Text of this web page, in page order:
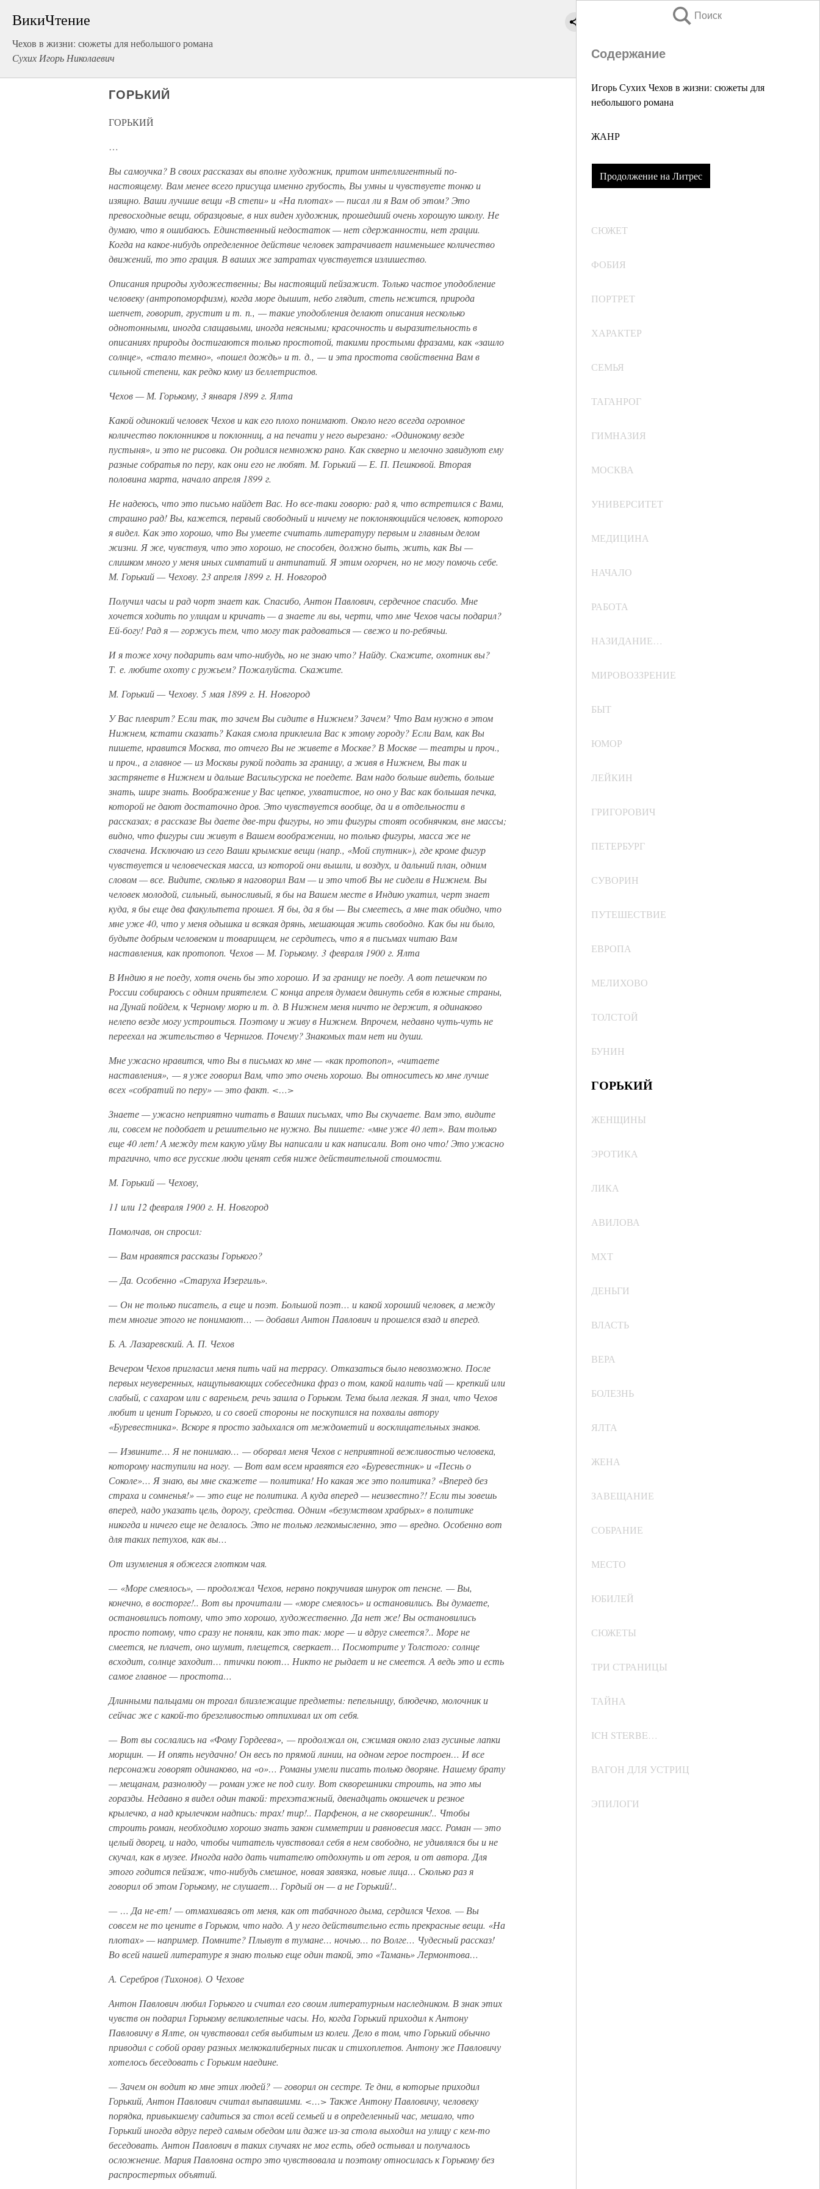
ВикиЧтение
Чехов в жизни: сюжеты для небольшого романа
Сухих Игорь Николаевич
Поиск
Содержание
Игорь Сухих Чехов в жизни: сюжеты для
небольшого романа
ЖАНР
Продолжение на Литрес
СЮЖЕТ
ФОБИЯ
ПОРТРЕТ
ХАРАКТЕР
СЕМЬЯ
ТАГАНРОГ
ГИМНАЗИЯ
МОСКВА
УНИВЕРСИТЕТ
МЕДИЦИНА
НАЧАЛО
РАБОТА
НАЗИДАНИЕ…
МИРОВОЗЗРЕНИЕ
БЫТ
ЮМОР
ЛЕЙКИН
ГРИГОРОВИЧ
ПЕТЕРБУРГ
СУВОРИН
ПУТЕШЕСТВИЕ
ЕВРОПА
МЕЛИХОВО
ТОЛСТОЙ
БУНИН
ГОРЬКИЙ
ЖЕНЩИНЫ
ЭРОТИКА
ЛИКА
АВИЛОВА
МХТ
ДЕНЬГИ
ВЛАСТЬ
ВЕРА
БОЛЕЗНЬ
ЯЛТА
ЖЕНА
ЗАВЕЩАНИЕ
СОБРАНИЕ
МЕСТО
ЮБИЛЕЙ
СЮЖЕТЫ
ТРИ СТРАНИЦЫ
ТАЙНА
ICH STERBE…
ВАГОН ДЛЯ УСТРИЦ
ЭПИЛОГИ
ГОРЬКИЙ
ГОРЬКИЙ
…
Вы самоучка? В своих рассказах вы вполне художник, притом интеллигентный по-
настоящему. Вам менее всего присуща именно грубость, Вы умны и чувствуете тонко и
изящно. Ваши лучшие вещи «В степи» и «На плотах» — писал ли я Вам об этом? Это
превосходные вещи, образцовые, в них виден художник, прошедший очень хорошую школу. Не
думаю, что я ошибаюсь. Единственный недостаток — нет сдержанности, нет грации.
Когда на какое-нибудь определенное действие человек затрачивает наименьшее количество
движений, то это грация. В ваших же затратах чувствуется излишество.
Описания природы художественны; Вы настоящий пейзажист. Только частое уподобление
человеку (антропоморфизм), когда море дышит, небо глядит, степь нежится, природа
шепчет, говорит, грустит и т. п., — такие уподобления делают описания несколько
однотонными, иногда слащавыми, иногда неясными; красочность и выразительность в
описаниях природы достигаются только простотой, такими простыми фразами, как «зашло
солнце», «стало темно», «пошел дождь» и т. д., — и эта простота свойственна Вам в
сильной степени, как редко кому из беллетристов.
Чехов — М. Горькому, 3 января 1899 г. Ялта
Какой одинокий человек Чехов и как его плохо понимают. Около него всегда огромное
количество поклонников и поклонниц, а на печати у него вырезано: «Одинокому везде
пустыня», и это не рисовка. Он родился немножко рано. Как скверно и мелочно завидуют ему
разные собратья по перу, как они его не любят. М. Горький — Е. П. Пешковой. Вторая
половина марта, начало апреля 1899 г.
Не надеюсь, что это письмо найдет Вас. Но все-таки говорю: рад я, что встретился с Вами,
страшно рад! Вы, кажется, первый свободный и ничему не поклоняющийся человек, которого
я видел. Как это хорошо, что Вы умеете считать литературу первым и главным делом
жизни. Я же, чувствуя, что это хорошо, не способен, должно быть, жить, как Вы —
слишком много у меня иных симпатий и антипатий. Я этим огорчен, но не могу помочь себе.
М. Горький — Чехову. 23 апреля 1899 г. Н. Новгород
Получил часы и рад чорт знает как. Спасибо, Антон Павлович, сердечное спасибо. Мне
хочется ходить по улицам и кричать — а знаете ли вы, черти, что мне Чехов часы подарил?
Ей-богу! Рад я — горжусь тем, что могу так радоваться — свежо и по-ребячьи.
И я тоже хочу подарить вам что-нибудь, но не знаю что? Найду. Скажите, охотник вы?
Т. е. любите охоту с ружьем? Пожалуйста. Скажите.
М. Горький — Чехову. 5 мая 1899 г. Н. Новгород
У Вас плеврит? Если так, то зачем Вы сидите в Нижнем? Зачем? Что Вам нужно в этом
Нижнем, кстати сказать? Какая смола приклеила Вас к этому городу? Если Вам, как Вы
пишете, нравится Москва, то отчего Вы не живете в Москве? В Москве — театры и проч.,
и проч., а главное — из Москвы рукой подать за границу, а живя в Нижнем, Вы так и
застрянете в Нижнем и дальше Васильсурска не поедете. Вам надо больше видеть, больше
знать, шире знать. Воображение у Вас цепкое, ухватистое, но оно у Вас как большая печка,
которой не дают достаточно дров. Это чувствуется вообще, да и в отдельности в
рассказах; в рассказе Вы даете две-три фигуры, но эти фигуры стоят особнячком, вне массы;
видно, что фигуры сии живут в Вашем воображении, но только фигуры, масса же не
схвачена. Исключаю из сего Ваши крымские вещи (напр., «Мой спутник»), где кроме фигур
чувствуется и человеческая масса, из которой они вышли, и воздух, и дальний план, одним
словом — все. Видите, сколько я наговорил Вам — и это чтоб Вы не сидели в Нижнем. Вы
человек молодой, сильный, выносливый, я бы на Вашем месте в Индию укатил, черт знает
куда, я бы еще два факультета прошел. Я бы, да я бы — Вы смеетесь, а мне так обидно, что
мне уже 40, что у меня одышка и всякая дрянь, мешающая жить свободно. Как бы ни было,
будьте добрым человеком и товарищем, не сердитесь, что я в письмах читаю Вам
наставления, как протопоп. Чехов — М. Горькому. 3 февраля 1900 г. Ялта
В Индию я не поеду, хотя очень бы это хорошо. И за границу не поеду. А вот пешечком по
России собираюсь с одним приятелем. С конца апреля думаем двинуть себя в южные страны,
на Дунай пойдем, к Черному морю и т. д. В Нижнем меня ничто не держит, я одинаково
нелепо везде могу устроиться. Поэтому и живу в Нижнем. Впрочем, недавно чуть-чуть не
переехал на жительство в Чернигов. Почему? Знакомых там нет ни души.
Мне ужасно нравится, что Вы в письмах ко мне — «как протопоп», «читаете
наставления», — я уже говорил Вам, что это очень хорошо. Вы относитесь ко мне лучше
всех «собратий по перу» — это факт. <…>
Знаете — ужасно неприятно читать в Ваших письмах, что Вы скучаете. Вам это, видите
ли, совсем не подобает и решительно не нужно. Вы пишете: «мне уже 40 лет». Вам только
еще 40 лет! А между тем какую уйму Вы написали и как написали. Вот оно что! Это ужасно
трагично, что все русские люди ценят себя ниже действительной стоимости.
М. Горький — Чехову,
11 или 12 февраля 1900 г. Н. Новгород
Помолчав, он спросил:
— Вам нравятся рассказы Горького?
— Да. Особенно «Старуха Изергиль».
— Он не только писатель, а еще и поэт. Большой поэт… и какой хороший человек, а между
тем многие этого не понимают… — добавил Антон Павлович и прошелся взад и вперед.
Б. А. Лазаревский. А. П. Чехов
Вечером Чехов пригласил меня пить чай на террасу. Отказаться было невозможно. После
первых неуверенных, нащупывающих собеседника фраз о том, какой налить чай — крепкий или
слабый, с сахаром или с вареньем, речь зашла о Горьком. Тема была легкая. Я знал, что Чехов
любит и ценит Горького, и со своей стороны не поскупился на похвалы автору
«Буревестника». Вскоре я просто задыхался от междометий и восклицательных знаков.
— Извините… Я не понимаю… — оборвал меня Чехов с неприятной вежливостью человека,
которому наступили на ногу. — Вот вам всем нравятся его «Буревестник» и «Песнь о
Соколе»… Я знаю, вы мне скажете — политика! Но какая же это политика? «Вперед без
страха и сомненья!» — это еще не политика. А куда вперед — неизвестно?! Если ты зовешь
вперед, надо указать цель, дорогу, средства. Одним «безумством храбрых» в политике
никогда и ничего еще не делалось. Это не только легкомысленно, это — вредно. Особенно вот
для таких петухов, как вы…
От изумления я обжегся глотком чая.
— «Море смеялось», — продолжал Чехов, нервно покручивая шнурок от пенсне. — Вы,
конечно, в восторге!.. Вот вы прочитали — «море смеялось» и остановились. Вы думаете,
остановились потому, что это хорошо, художественно. Да нет же! Вы остановились
просто потому, что сразу не поняли, как это так: море — и вдруг смеется?.. Море не
смеется, не плачет, оно шумит, плещется, сверкает… Посмотрите у Толстого: солнце
всходит, солнце заходит… птички поют… Никто не рыдает и не смеется. А ведь это и есть
самое главное — простота…
Длинными пальцами он трогал близлежащие предметы: пепельницу, блюдечко, молочник и
сейчас же с какой-то брезгливостью отпихивал их от себя.
— Вот вы сослались на «Фому Гордеева», — продолжал он, сжимая около глаз гусиные лапки
морщин. — И опять неудачно! Он весь по прямой линии, на одном герое построен… И все
персонажи говорят одинаково, на «о»… Романы умели писать только дворяне. Нашему брату
— мещанам, разнолюду — роман уже не под силу. Вот скворешники строить, на это мы
горазды. Недавно я видел один такой: трехэтажный, двенадцать окошечек и резное
крылечко, а над крылечком надпись: трах! тир!.. Парфенон, а не скворешник!.. Чтобы
строить роман, необходимо хорошо знать закон симметрии и равновесия масс. Роман — это
целый дворец, и надо, чтобы читатель чувствовал себя в нем свободно, не удивлялся бы и не
скучал, как в музее. Иногда надо дать читателю отдохнуть и от героя, и от автора. Для
этого годится пейзаж, что-нибудь смешное, новая завязка, новые лица… Сколько раз я
говорил об этом Горькому, не слушает… Гордый он — а не Горький!..
— … Да не-ет! — отмахиваясь от меня, как от табачного дыма, сердился Чехов. — Вы
совсем не то цените в Горьком, что надо. А у него действительно есть прекрасные вещи. «На
плотах» — например. Помните? Плывут в тумане… ночью… по Волге… Чудесный рассказ!
Во всей нашей литературе я знаю только еще один такой, это «Тамань» Лермонтова…
А. Серебров (Тихонов). О Чехове
Антон Павлович любил Горького и считал его своим литературным наследником. В знак этих
чувств он подарил Горькому великолепные часы. Но, когда Горький приходил к Антону
Павловичу в Ялте, он чувствовал себя выбитым из колеи. Дело в том, что Горький обычно
приводил с собой ораву разных мелкокалиберных писак и стихоплетов. Антону же Павловичу
хотелось беседовать с Горьким наедине.
— Зачем он водит ко мне этих людей? — говорил он сестре. Те дни, в которые приходил
Горький, Антон Павлович считал выпавшими. <…> Также Антону Павловичу, человеку
порядка, привыкшему садиться за стол всей семьей и в определенный час, мешало, что
Горький иногда вдруг перед самым обедом или даже из-за стола выходил на улицу с кем-то
беседовать. Антон Павлович в таких случаях не мог есть, обед остывал и получалось
осложнение. Мария Павловна остро это чувствовала и поэтому относилась к Горькому без
распростертых объятий.